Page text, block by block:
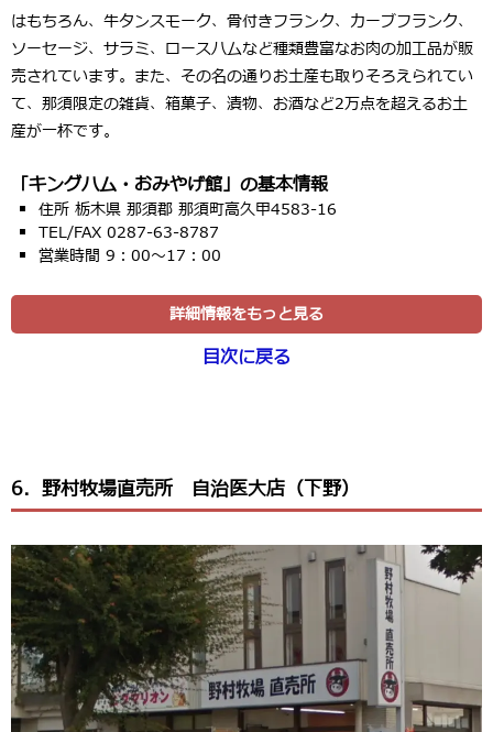
はもちろん、牛タンスモーク、骨付きフランク、カーブフランク、
ソーセージ、サラミ、ロースハムなど種類豊富なお肉の加工品が販
売されています。また、その名の通りお土産も取りそろえられてい
て、那須限定の雑貨、箱菓子、漬物、お酒など2万点を超えるお土
産が一杯です。
「キングハム・おみやげ館」の基本情報
住所 栃木県 那須郡 那須町高久甲4583-16
TEL/FAX 0287-63-8787
営業時間 9：00～17：00
詳細情報をもっと見る
目次に戻る
6．野村牧場直売所 自治医大店（下野）